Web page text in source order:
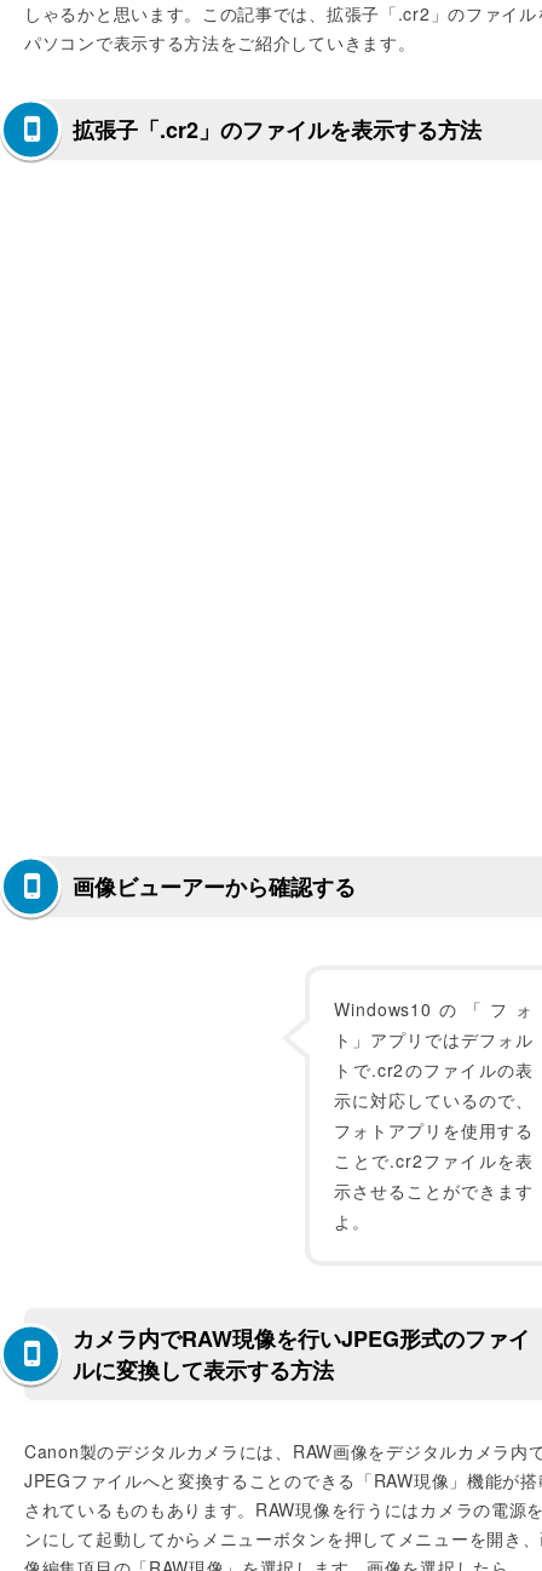
しゃるかと思います。この記事では、拡張子「.cr2」のファイル
パソコンで表示する方法をご紹介していきます。
拡張子「.cr2」のファイルを表示する方法
画像ビューアーから確認する
Windows10の「フォ
ト」アプリではデフォル
トで.cr2のファイルの表
示に対応しているので、
フォトアプリを使用する
ことで.cr2ファイルを表
示させることができます
よ。
カメラ内でRAW現像を行いJPEG形式のファイ
ルに変換して表示する方法
Canon製のデジタルカメラには、RAW画像をデジタルカメラ内
JPEGファイルへと変換することのできる「RAW現像」機能が
されているものもあります。RAW現像を行うにはカメラの電源
ンにして起動してからメニューボタンを押してメニューを開き